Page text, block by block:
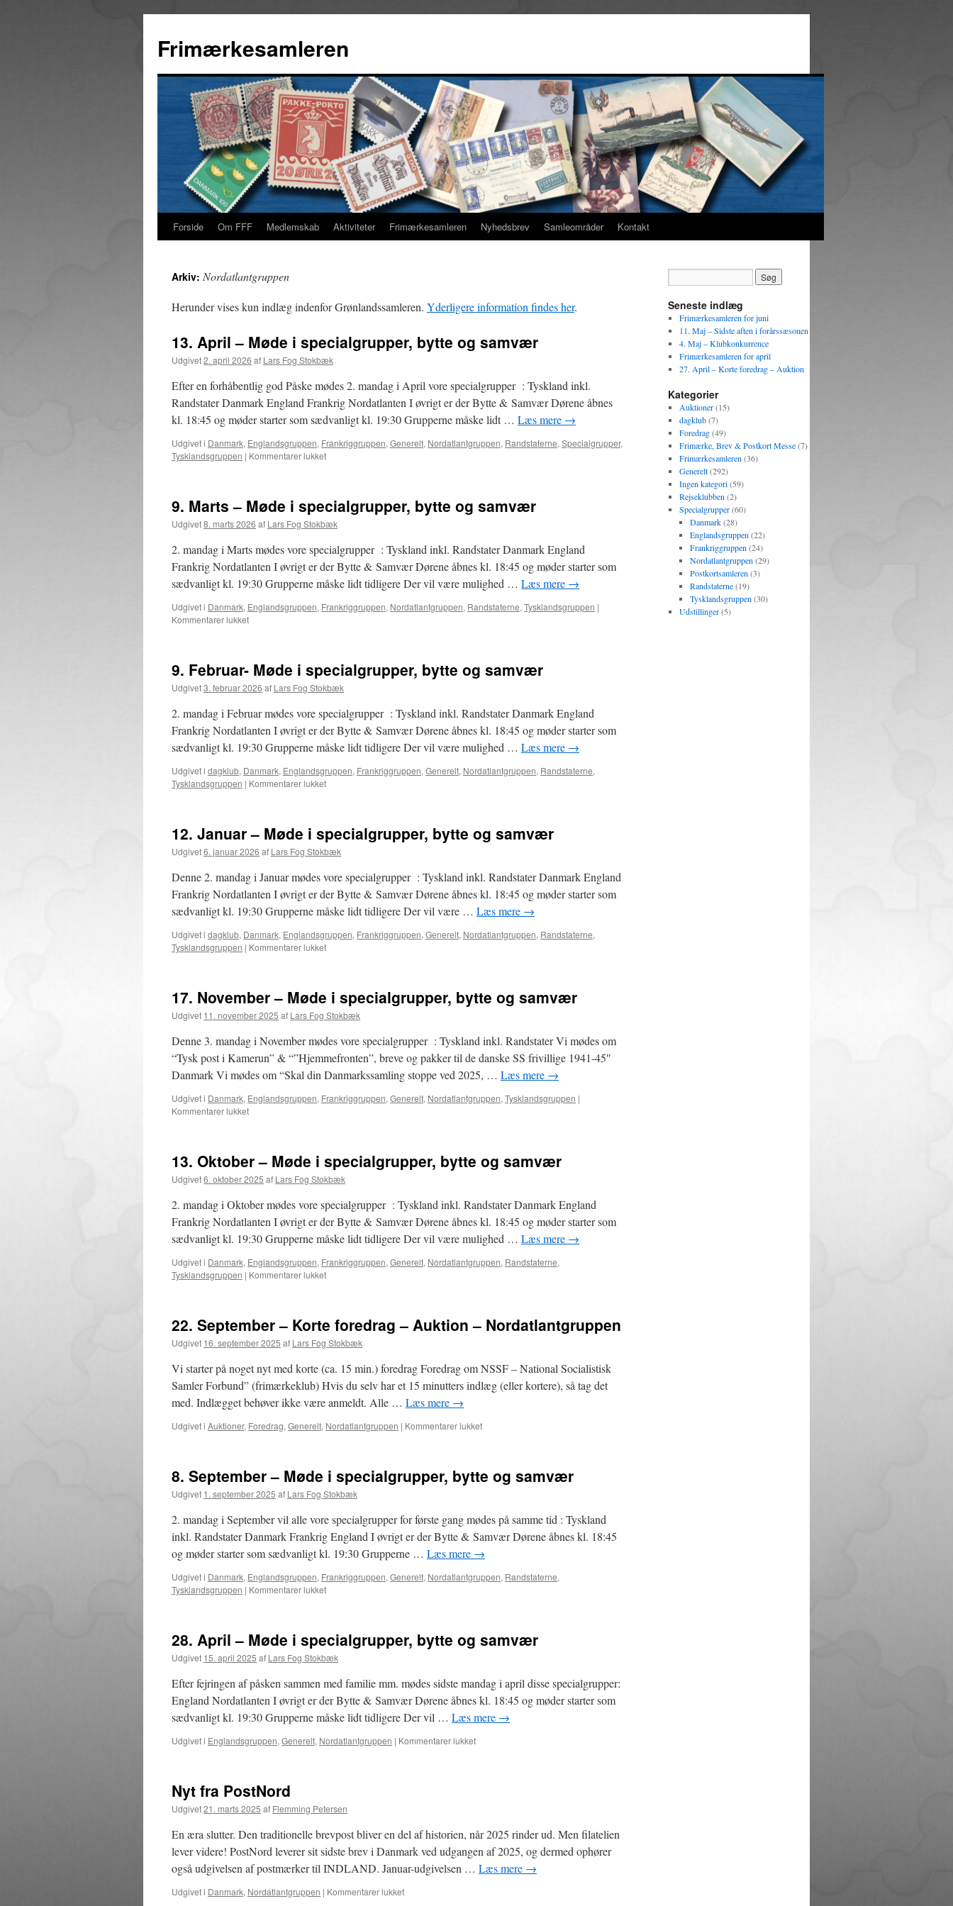
indhold
Frimærkesamleren
Forside Om FFF Medlemskab Aktiviteter Frimærkesamleren Nyhedsbrev Samleområder Kontakt
Arkiv: Nordatlantgruppen
Herunder vises kun indlæg indenfor Grønlandssamleren. Yderligere information findes her.
13. April – Møde i specialgrupper, bytte og samvær
Udgivet2. april 2026 af Lars Fog Stokbæk
Efter en forhåbentlig god Påske mødes 2. mandag i April vore specialgrupper : Tyskland inkl.
Randstater Danmark England Frankrig Nordatlanten I øvrigt er der Bytte & Samvær Dørene åbnes
kl. 18:45 og møder starter som sædvanligt kl. 19:30 Grupperne måske lidt … Læs mere →
Udgivet i Danmark, Englandsgruppen, Frankriggruppen, Generelt, Nordatlantgruppen, Randstaterne, Specialgrupper,
Tysklandsgruppen | Kommentarer lukkettil
Møde
specialgrupper,
bytte
og
samvær
9. Marts – Møde i specialgrupper, bytte og samvær
Udgivet8. marts 2026 af Lars Fog Stokbæk
2. mandag i Marts mødes vore specialgrupper : Tyskland inkl. Randstater Danmark England
Frankrig Nordatlanten I øvrigt er der Bytte & Samvær Dørene åbnes kl. 18:45 og møder starter som
sædvanligt kl. 19:30 Grupperne måske lidt tidligere Der vil være mulighed … Læs mere →
Udgivet i Danmark, Englandsgruppen, Frankriggruppen, Nordatlantgruppen, Randstaterne, Tysklandsgruppen |
Kommentarer lukkettil
Møde
i
specialgrupper,
og
samvær
9. Februar- Møde i specialgrupper, bytte og samvær
Udgivet3. februar 2026 af Lars Fog Stokbæk
2. mandag i Februar mødes vore specialgrupper : Tyskland inkl. Randstater Danmark England
Frankrig Nordatlanten I øvrigt er der Bytte & Samvær Dørene åbnes kl. 18:45 og møder starter som
sædvanligt kl. 19:30 Grupperne måske lidt tidligere Der vil være mulighed … Læs mere →
Udgivet i dagklub, Danmark, Englandsgruppen, Frankriggruppen, Generelt, Nordatlantgruppen, Randstaterne,
Tysklandsgruppen | Kommentarer lukkettil
i
specialgrupper,
bytte
samvær
12. Januar – Møde i specialgrupper, bytte og samvær
Udgivet6. januar 2026 af Lars Fog Stokbæk
Denne 2. mandag i Januar mødes vore specialgrupper : Tyskland inkl. Randstater Danmark England
Frankrig Nordatlanten I øvrigt er der Bytte & Samvær Dørene åbnes kl. 18:45 og møder starter som
sædvanligt kl. 19:30 Grupperne måske lidt tidligere Der vil være … Læs mere →
Udgivet i dagklub, Danmark, Englandsgruppen, Frankriggruppen, Generelt, Nordatlantgruppen, Randstaterne,
Tysklandsgruppen | Kommentarer lukkettil
Møde
specialgrupper,
bytte
og
samvær
17. November – Møde i specialgrupper, bytte og samvær
Udgivet 11. november 2025 af Lars Fog Stokbæk
Denne 3. mandag i November mødes vore specialgrupper : Tyskland inkl. Randstater Vi mødes om
“Tysk post i Kamerun” & “”Hjemmefronten”, breve og pakker til de danske SS frivillige 1941-45″
Danmark Vi mødes om “Skal din Danmarkssamling stoppe ved 2025, … Læs mere →
Udgivet i Danmark, Englandsgruppen, Frankriggruppen, Generelt, Nordatlantgruppen, Tysklandsgruppen |
Kommentarer lukkettil
Møde
i
specialgrupper,
bytte
og
samvær
13. Oktober – Møde i specialgrupper, bytte og samvær
Udgivet6. oktober 2025 af Lars Fog Stokbæk
2. mandag i Oktober mødes vore specialgrupper : Tyskland inkl. Randstater Danmark England
Frankrig Nordatlanten I øvrigt er der Bytte & Samvær Dørene åbnes kl. 18:45 og møder starter som
sædvanligt kl. 19:30 Grupperne måske lidt tidligere Der vil være mulighed … Læs mere →
Udgivet i Danmark, Englandsgruppen, Frankriggruppen, Generelt, Nordatlantgruppen, Randstaterne,
Tysklandsgruppen | Kommentarer lukkettil
Møde
specialgrupper,
bytte
og
samvær
22. September – Korte foredrag – Auktion – Nordatlantgruppen
Udgivet 16. september 2025 af Lars Fog Stokbæk
Vi starter på noget nyt med korte (ca. 15 min.) foredrag Foredrag om NSSF – National Socialistisk
Samler Forbund” (frimærkeklub) Hvis du selv har et 15 minutters indlæg (eller kortere), så tag det
med. Indlægget behøver ikke være anmeldt. Alle … Læs mere →
Udgivet i Auktioner, Foredrag, Generelt, Nordatlantgruppen | Kommentarer lukkettil
Korte
foredrag
Auktion
–
Nordatlantgruppen
8. September – Møde i specialgrupper, bytte og samvær
Udgivet 1. september 2025 af Lars Fog Stokbæk
2. mandag i September vil alle vore specialgrupper for første gang mødes på samme tid : Tyskland
inkl. Randstater Danmark Frankrig England I øvrigt er der Bytte & Samvær Dørene åbnes kl. 18:45
og møder starter som sædvanligt kl. 19:30 Grupperne … Læs mere →
Udgivet i Danmark, Englandsgruppen, Frankriggruppen, Generelt, Nordatlantgruppen, Randstaterne,
Tysklandsgruppen | Kommentarer lukkettil
Møde
specialgrupper,
bytte
og
samvær
28. April – Møde i specialgrupper, bytte og samvær
Udgivet 15. april 2025 af Lars Fog Stokbæk
Efter fejringen af påsken sammen med familie mm. mødes sidste mandag i april disse specialgrupper:
England Nordatlanten I øvrigt er der Bytte & Samvær Dørene åbnes kl. 18:45 og møder starter som
sædvanligt kl. 19:30 Grupperne måske lidt tidligere Der vil … Læs mere →
Udgivet i Englandsgruppen, Generelt, Nordatlantgruppen | Kommentarer lukkettil
bytte
og
samvær
Nyt fra PostNord
Udgivet21. marts 2025 af Flemming Petersen
En æra slutter. Den traditionelle brevpost bliver en del af historien, når 2025 rinder ud. Men filatelien
lever videre! PostNord leverer sit sidste brev i Danmark ved udgangen af 2025, og dermed ophører
også udgivelsen af postmærker til INDLAND. Januar-udgivelsen … Læs mere →
Udgivet i Danmark, Nordatlantgruppen | Kommentarer lukkettil
Seneste indlæg
Frimærkesamleren for juni
11. Maj – Sidste aften i forårssæsonen
4. Maj – Klubkonkurrence
Frimærkesamleren for april
27. April – Korte foredrag – Auktion
Kategorier
Auktioner(15)
dagklub(7)
Foredrag(49)
Frimærke, Brev & Postkort Messe(7)
Frimærkesamleren (36)
Generelt(292)
Ingen kategori(59)
Rejseklubben (2)
Specialgrupper(60)
Danmark(28)
Englandsgruppen (22)
Frankriggruppen (24)
Nordatlantgruppen (29)
Postkortsamleren (3)
Randstaterne(19)
Tysklandsgruppen (30)
Udstillinger(5)